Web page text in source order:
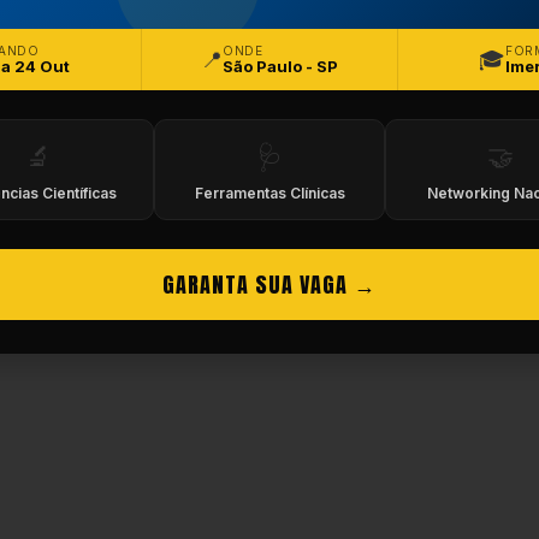
Reservados.
24 Out 📍 ONDE
São Paulo - SP 🎓
🔬
Científicas
🩺
Ferramentas Clínicas
🤝
Networking
GARANTA SUA VAGA →